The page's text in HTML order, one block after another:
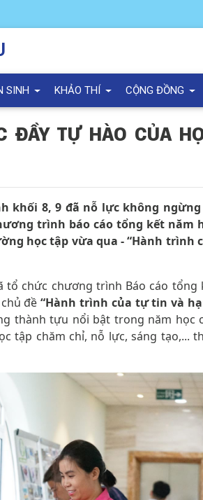
SINH KHẢO THÍ CỘNG ĐỒNG
ĐẦY TỰ HÀO CỦA
khối 8, 9 đã nỗ lực không ngừng
trình báo cáo tổng kết năm
học tập vừa qua - “Hành trình
tổ chức chương trình Báo cáo tổng
chủ đề“Hành trình của tự tin và
thành tựu nổi bật trong năm học
tập chăm chỉ, nỗ lực, sáng tạo,...